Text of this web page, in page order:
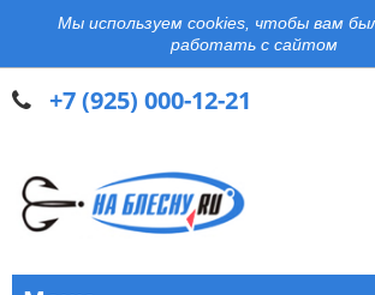
Мы используем cookies, чтобы вам
работать с сайтом
+7 (925) 000-12-21